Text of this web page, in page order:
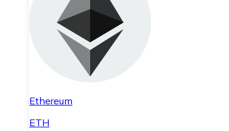
Ethereum
ETH